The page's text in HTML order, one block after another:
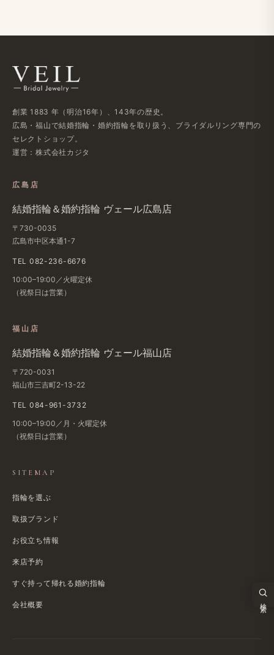
創業 1883 年​（明治16年）、​143年の​歴史。
広島・福山で​結婚指輪・婚約指輪を​取り扱う、​ブライダルリング専門の​
セレクトショップ。
運営：株式会社カジタ
広島店
結婚​指輪＆婚約指輪 ヴェール​広島店
〒730-0035
広島市中区本通1-7
TEL 082-236-6676
10:00–19:00／火曜定休
（祝祭日は​営業）
福山店
結婚​指輪＆婚約指輪 ヴェール福山店
〒720-0031
福山市三吉町2-13-22
TEL 084-961-3732
10:00–19:00／月・火曜定休
（祝祭日は​営業）
SITEMAP
指輪を選ぶ
取扱ブランド
お役立ち情報
来店予約
すぐ​持って帰れる​婚約指輪
会社概要